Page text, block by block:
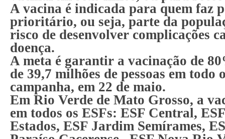
A vacina é indicada para quem faz
prioritário, ou seja, parte da
risco de desenvolver complicações
doença.
A meta é garantir a vacinação de
de 39,7 milhões de pessoas em todo
campanha, em 22 de maio.
Em Rio Verde de Mato Grosso, a
em todos os ESFs: ESF Central,
Estados, ESF Jardim Semírames,